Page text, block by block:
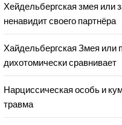
Хейдельбергская змея или
ненавидит своего партнёра
Хайдельбергская Змея или
дихотомически сравнивает
Нарциссическая особь и
травма